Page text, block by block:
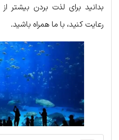
بدانید برای لذت بردن بیشتر
رعایت کنید، با ما همراه باشید.